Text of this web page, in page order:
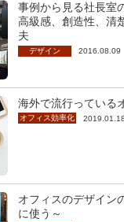
事例から見る社長
高級感、創造性、清
夫
デザイン 2016.08.09
海外で流行っている
オフィス効率化 2019.01.18
オフィスのデザイン
に使う～